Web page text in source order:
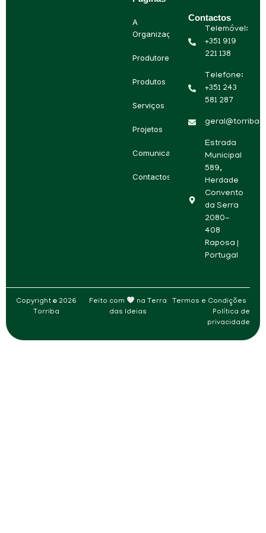
A
Organização
Produtores
Produtos
Serviços
Projetos
Comunicação
Contactos
Contactos
Telemóvel:
+351 919
221 138
Telefone:
+351 243
581 287
Estrada
Municipal
589,
Herdade
Convento
da Serra
2080-
408
Raposa |
Portugal
Copyright © 2026
Torriba
Feito com na Terra
das Ideias
Termos e Condições
Política de
privacidade